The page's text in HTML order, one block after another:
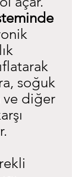
soğuk
ve diğer